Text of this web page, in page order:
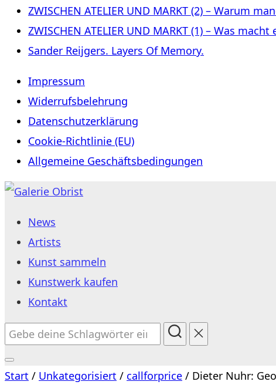
ZWISCHEN ATELIER UND MARKT (2) – Warum
ZWISCHEN ATELIER UND MARKT (1) – Was
Sander Reijgers. Layers Of Memory.
Impressum
Widerrufsbelehrung
Datenschutzerklärung
Cookie-Richtlinie (EU)
Allgemeine Geschäftsbedingungen
Zum
springen
News
Artists
Kunst sammeln
Kunstwerk kaufen
Kontakt
Suchen
Seitenleiste
Start / Unkategorisiert / callforprice / Dieter Nuhr: